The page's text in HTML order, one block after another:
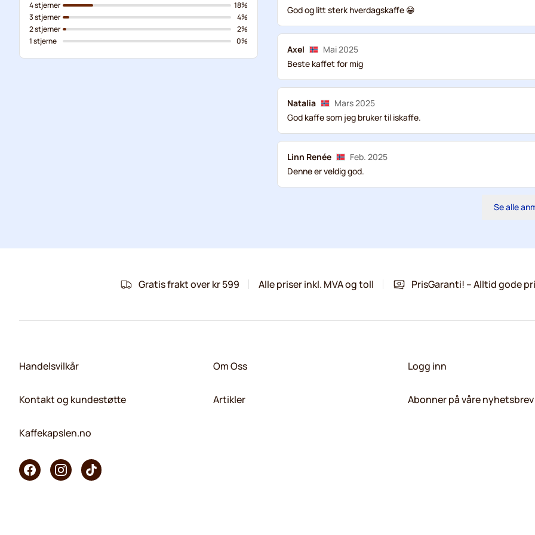
4 stjerner
3 stjerner
2 stjerner
1 stjerne
18%
4%
2%
0%
God og litt sterk hverdagskaffe 😁
Axel
Mai 2025
Beste kaffet for mig
Natalia
Mars 2025
God kaffe som jeg bruker til iskaffe.
Linn Renée
Feb. 2025
Denne er veldig god.
Se alle
Gratis frakt over kr 599 Alle priser inkl. MVA og toll PrisGaranti! – Alltid gode
Handelsvilkår
Kontakt og kundestøtte
Kaffekapslen.no
Om Oss
Artikler
Logg inn
Abonner på våre nyhetsbrev